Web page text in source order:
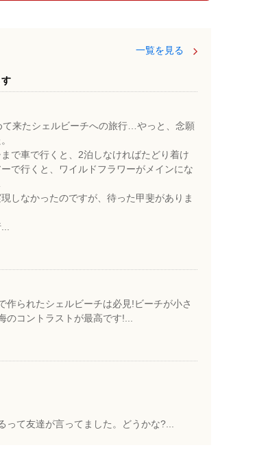
一覧を見る
て来たシェルビーチへの旅行…やっと、念願
で車で行くと、2泊しなければたどり着け
で行くと、ワイルドフラワーがメインにな
しなかったのですが、待った甲斐がありま
られたシェルビーチは必見!ビーチが小さ
のコントラストが最高です!...
って友達が言ってました。どうかな?...